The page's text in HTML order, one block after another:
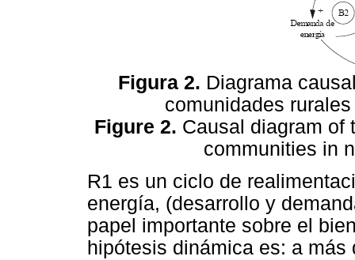
Figura 2. Diagrama
comunidades
Figure 2. Causal diagram of
communities in
R1 es un ciclo de
energía, (desarrollo y
papel importante sobre el
hipótesis dinámica es: a